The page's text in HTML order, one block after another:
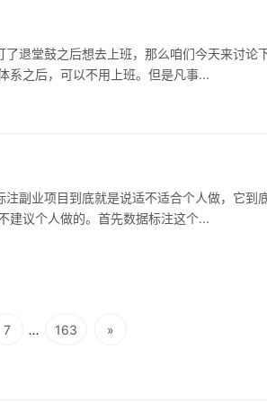
退堂鼓之后想去上班，那么咱们今天来讨论
定盈利的交易体系之后，可以不用上班。但是凡事...
副业项目到底就是说适不适合个人做，它到
入这一行的避避坑。 我个人观点是不建议个人做的。首先数据标注这个...
7 ... 163 »